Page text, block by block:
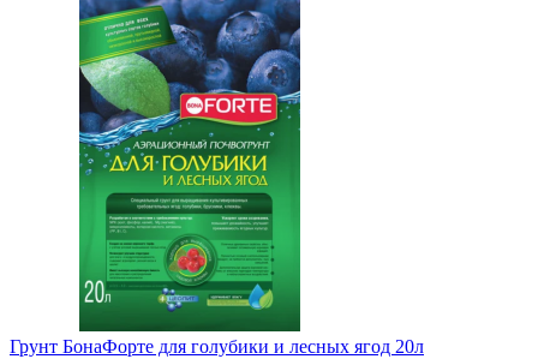
Грунт БонаФорте для голубики и лесных ягод 20л